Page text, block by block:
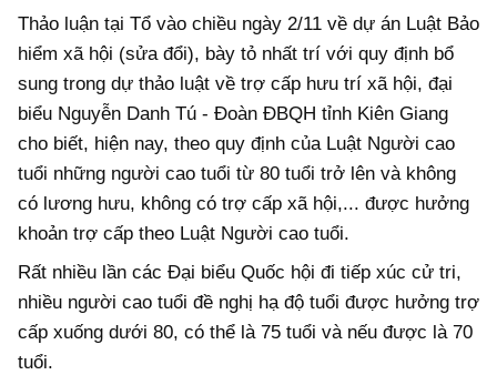
Thảo luận tại Tổ vào chiều ngày 2/11 về dự án Luật Bảo
hiểm xã hội (sửa đổi), bày tỏ nhất trí với quy định bổ
sung trong dự thảo luật về trợ cấp hưu trí xã hội, đại
biểu Nguyễn Danh Tú - Đoàn ĐBQH tỉnh Kiên Giang
cho biết, hiện nay, theo quy định của Luật Người cao
tuổi những người cao tuổi từ 80 tuổi trở lên và không
có lương hưu, không có trợ cấp xã hội,... được hưởng
khoản trợ cấp theo Luật Người cao tuổi.
Rất nhiều lần các Đại biểu Quốc hội đi tiếp xúc cử tri,
nhiều người cao tuổi đề nghị hạ độ tuổi được hưởng trợ
cấp xuống dưới 80, có thể là 75 tuổi và nếu được là 70
tuổi.